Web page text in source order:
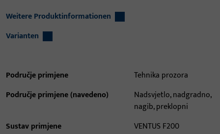
Weitere Produktinformationen
Varianten
Područje primjene
Tehnika prozora
Područje primjene (navedeno)
Nadsvjetlo, nadgradno,
nagib, preklopni
Sustav primjene
VENTUS F200